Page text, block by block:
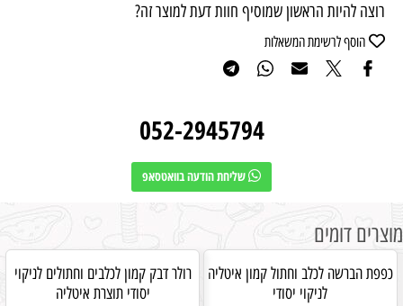
רוצה להיות הראשון שמוסיף חוות דעת למוצר זה?
הוסף לרשימת המשאלות
052-2945794
שליחת הודעה בוואטסאפ
מוצרים דומים
כפפת הברשה לכלב וחתול קמון איטליה
לניקוי יסודי
רולר דבק קמון לכלבים וחתולים לניקוי
יסודי תוצרת איטליה